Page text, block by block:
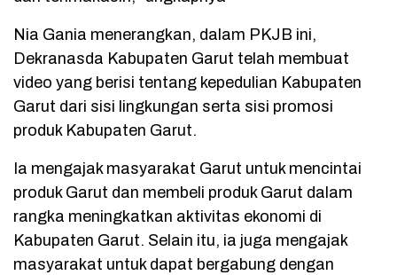
Nia Gania menerangkan, dalam PKJB ini,
Dekranasda Kabupaten Garut telah membuat
video yang berisi tentang kepedulian Kabupaten
Garut dari sisi lingkungan serta sisi promosi
produk Kabupaten Garut.
Ia mengajak masyarakat Garut untuk mencintai
produk Garut dan membeli produk Garut dalam
rangka meningkatkan aktivitas ekonomi di
Kabupaten Garut. Selain itu, ia juga mengajak
masyarakat untuk dapat bergabung dengan